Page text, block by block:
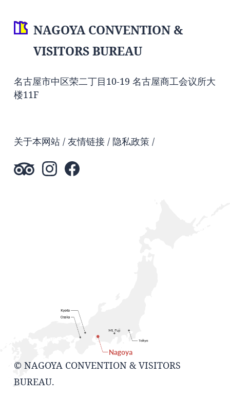
NAGOYA CONVENTION &
VISITORS BUREAU
名古屋市中区荣二丁目10-19 名古屋商工会议所大
楼11F
关于本网站 友情链接 隐私政策
© NAGOYA CONVENTION & VISITORS
BUREAU.